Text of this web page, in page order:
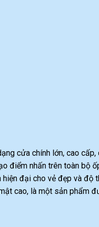
cửa chính lớn, cao
điểm nhấn trên toàn bộ
đại cho vẻ đẹp và độ
cao, là một sản phẩm